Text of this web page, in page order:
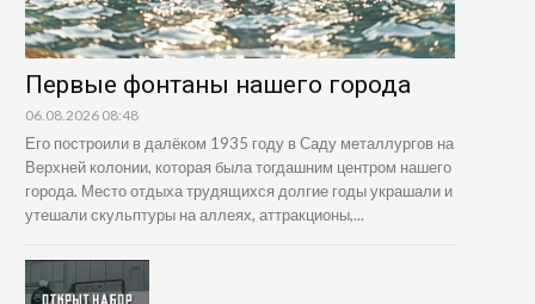
Первые фонтаны нашего города
06.08.2026 08:48
Его построили в далёком 1935 году в Саду металлургов на
Верхней колонии, которая была тогдашним центром нашего
города. Место отдыха трудящихся долгие годы украшали и
утешали скульптуры на аллеях, аттракционы,...